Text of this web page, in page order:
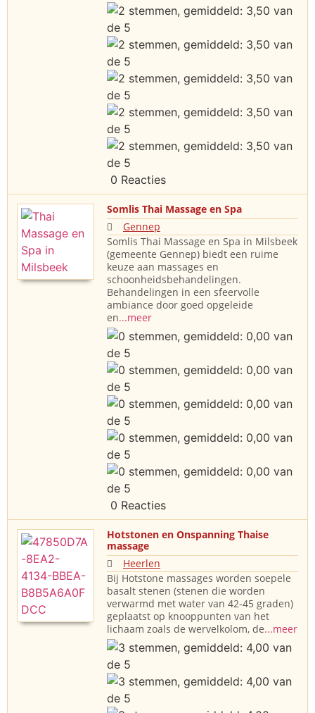
0 Reacties
Somlis Thai Massage en Spa
Gennep
Somlis Thai Massage en Spa in Milsbeek
(gemeente Gennep) biedt een ruime
keuze aan massages en
schoonheidsbehandelingen.
Behandelingen in een sfeervolle
ambiance door goed opgeleide
en...meer
0 Reacties
Hotstonen en Onspanning Thaise
massage
Heerlen
Bij Hotstone massages worden soepele
basalt stenen (stenen die worden
verwarmd met water van 42-45 graden)
geplaatst op knooppunten van het
lichaam zoals de wervelkolom, de...meer